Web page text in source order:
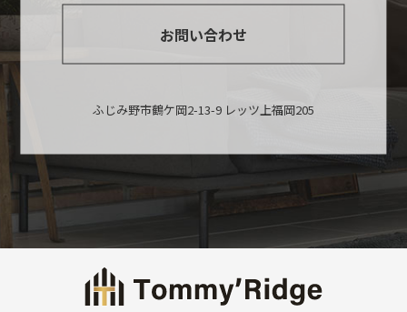
お問い合わせ
ふじみ野市鶴ケ岡2-13-9 レッツ上福岡205